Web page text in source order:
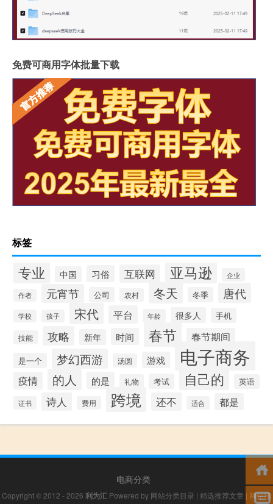
免费可商用字体批量下载
标签
专业 中国 习俗 互联网 亚马逊 企业
作者 元宵节 公司 农村 冬天 冬季 唐代
学校 孩子 宋代 平台 年龄 很多人 手机
技能 攻略 新年 时间 春节 春节期间
是一个 梦幻西游 汤圆 游戏 电子商务
疫情 的人 的是 礼物 考试 自己的 英语
证书 诗人 费用 跨境 还不 适合 都是
电商分类
Copyright © 2012 - 2026 利为汇 Powered by 网站分类目录 | 精选推荐文章 | 网站地